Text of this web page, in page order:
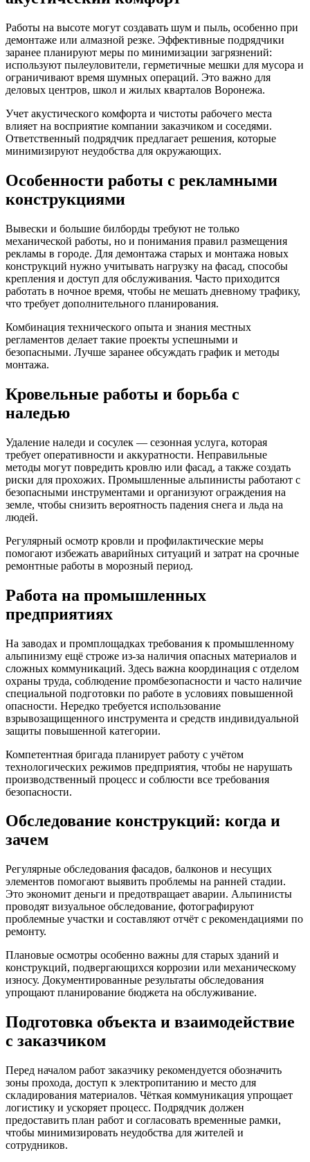
Работы на высоте могут создавать шум и пыль, особенно при
демонтаже или алмазной резке. Эффективные подрядчики
заранее планируют меры по минимизации загрязнений:
используют пылеуловители, герметичные мешки для мусора и
ограничивают время шумных операций. Это важно для
деловых центров, школ и жилых кварталов Воронежа.
Учет акустического комфорта и чистоты рабочего места
влияет на восприятие компании заказчиком и соседями.
Ответственный подрядчик предлагает решения, которые
минимизируют неудобства для окружающих.
Особенности работы с рекламными
конструкциями
Вывески и большие билборды требуют не только
механической работы, но и понимания правил размещения
рекламы в городе. Для демонтажа старых и монтажа новых
конструкций нужно учитывать нагрузку на фасад, способы
крепления и доступ для обслуживания. Часто приходится
работать в ночное время, чтобы не мешать дневному трафику,
что требует дополнительного планирования.
Комбинация технического опыта и знания местных
регламентов делает такие проекты успешными и
безопасными. Лучше заранее обсуждать график и методы
монтажа.
Кровельные работы и борьба с
наледью
Удаление наледи и сосулек — сезонная услуга, которая
требует оперативности и аккуратности. Неправильные
методы могут повредить кровлю или фасад, а также создать
риски для прохожих. Промышленные альпинисты работают с
безопасными инструментами и организуют ограждения на
земле, чтобы снизить вероятность падения снега и льда на
людей.
Регулярный осмотр кровли и профилактические меры
помогают избежать аварийных ситуаций и затрат на срочные
ремонтные работы в морозный период.
Работа на промышленных
предприятиях
На заводах и промплощадках требования к промышленному
альпинизму ещё строже из‑за наличия опасных материалов и
сложных коммуникаций. Здесь важна координация с отделом
охраны труда, соблюдение промбезопасности и часто наличие
специальной подготовки по работе в условиях повышенной
опасности. Нередко требуется использование
взрывозащищенного инструмента и средств индивидуальной
защиты повышенной категории.
Компетентная бригада планирует работу с учётом
технологических режимов предприятия, чтобы не нарушать
производственный процесс и соблюсти все требования
безопасности.
Обследование конструкций: когда и
зачем
Регулярные обследования фасадов, балконов и несущих
элементов помогают выявить проблемы на ранней стадии.
Это экономит деньги и предотвращает аварии. Альпинисты
проводят визуальное обследование, фотографируют
проблемные участки и составляют отчёт с рекомендациями по
ремонту.
Плановые осмотры особенно важны для старых зданий и
конструкций, подвергающихся коррозии или механическому
износу. Документированные результаты обследования
упрощают планирование бюджета на обслуживание.
Подготовка объекта и взаимодействие
с заказчиком
Перед началом работ заказчику рекомендуется обозначить
зоны прохода, доступ к электропитанию и место для
складирования материалов. Чёткая коммуникация упрощает
логистику и ускоряет процесс. Подрядчик должен
предоставить план работ и согласовать временные рамки,
чтобы минимизировать неудобства для жителей и
сотрудников.